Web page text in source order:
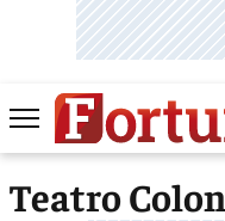
Teatro Colon